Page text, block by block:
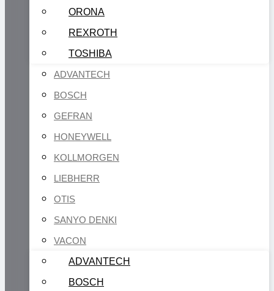
ORONA
REXROTH
TOSHIBA
ADVANTECH
BOSCH
GEFRAN
HONEYWELL
KOLLMORGEN
LIEBHERR
OTIS
SANYO DENKI
VACON
ADVANTECH
BOSCH